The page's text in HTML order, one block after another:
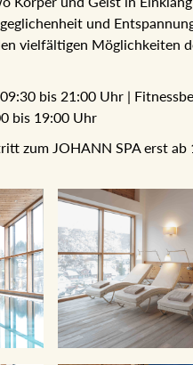
und
vielfältigen Möglichkeiten
09:30 bis 21:00 Uhr |
bis 19:00 Uhr
zum JOHANN SPA erst ab